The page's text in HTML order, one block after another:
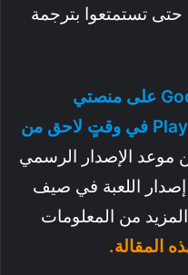
حتى تستمتعوا بترجمة
تنطلق God Of War Ragnarok على منصتي
PlayStation 4 و PlayStation 5 في وقتٍ لاحق من
الإصدار الرسمي
إصدار اللعبة في صيف
المزيد من المعلومات
المقالة.